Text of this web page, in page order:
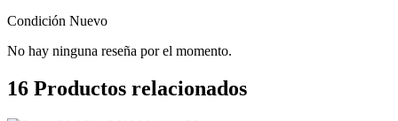
Condición Nuevo
No hay ninguna reseña por el momento.
16 Productos relacionados